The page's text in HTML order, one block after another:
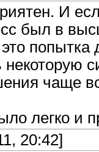
И
был в
попытка
чаще
легко и
20:42]